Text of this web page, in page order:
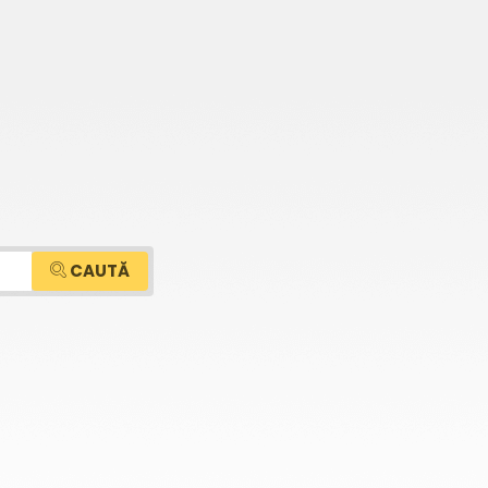
CAUTĂ